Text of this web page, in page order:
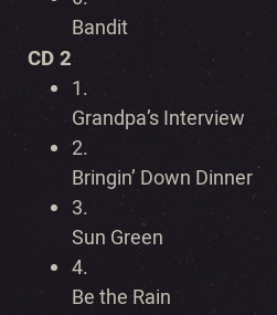
Bandit
CD 2
1.
Grandpa’s Interview
2.
Bringin’ Down Dinner
3.
Sun Green
4.
Be the Rain